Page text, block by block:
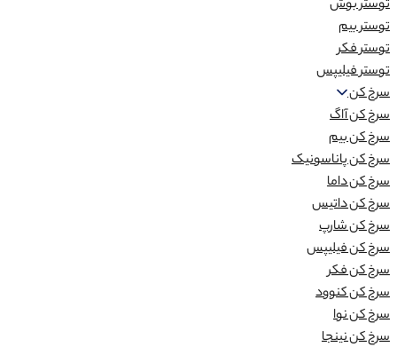
توستر بوش
توستر بیم
توستر فکر
توستر فیلیپس
سرخ کن
سرخ کن آاگ
سرخ کن بیم
سرخ کن پاناسونیک
سرخ کن داما
سرخ کن داتیس
سرخ کن شارپ
سرخ کن فیلیپس
سرخ کن فکر
سرخ کن کنوود
سرخ کن نوا
سرخ کن نینجا